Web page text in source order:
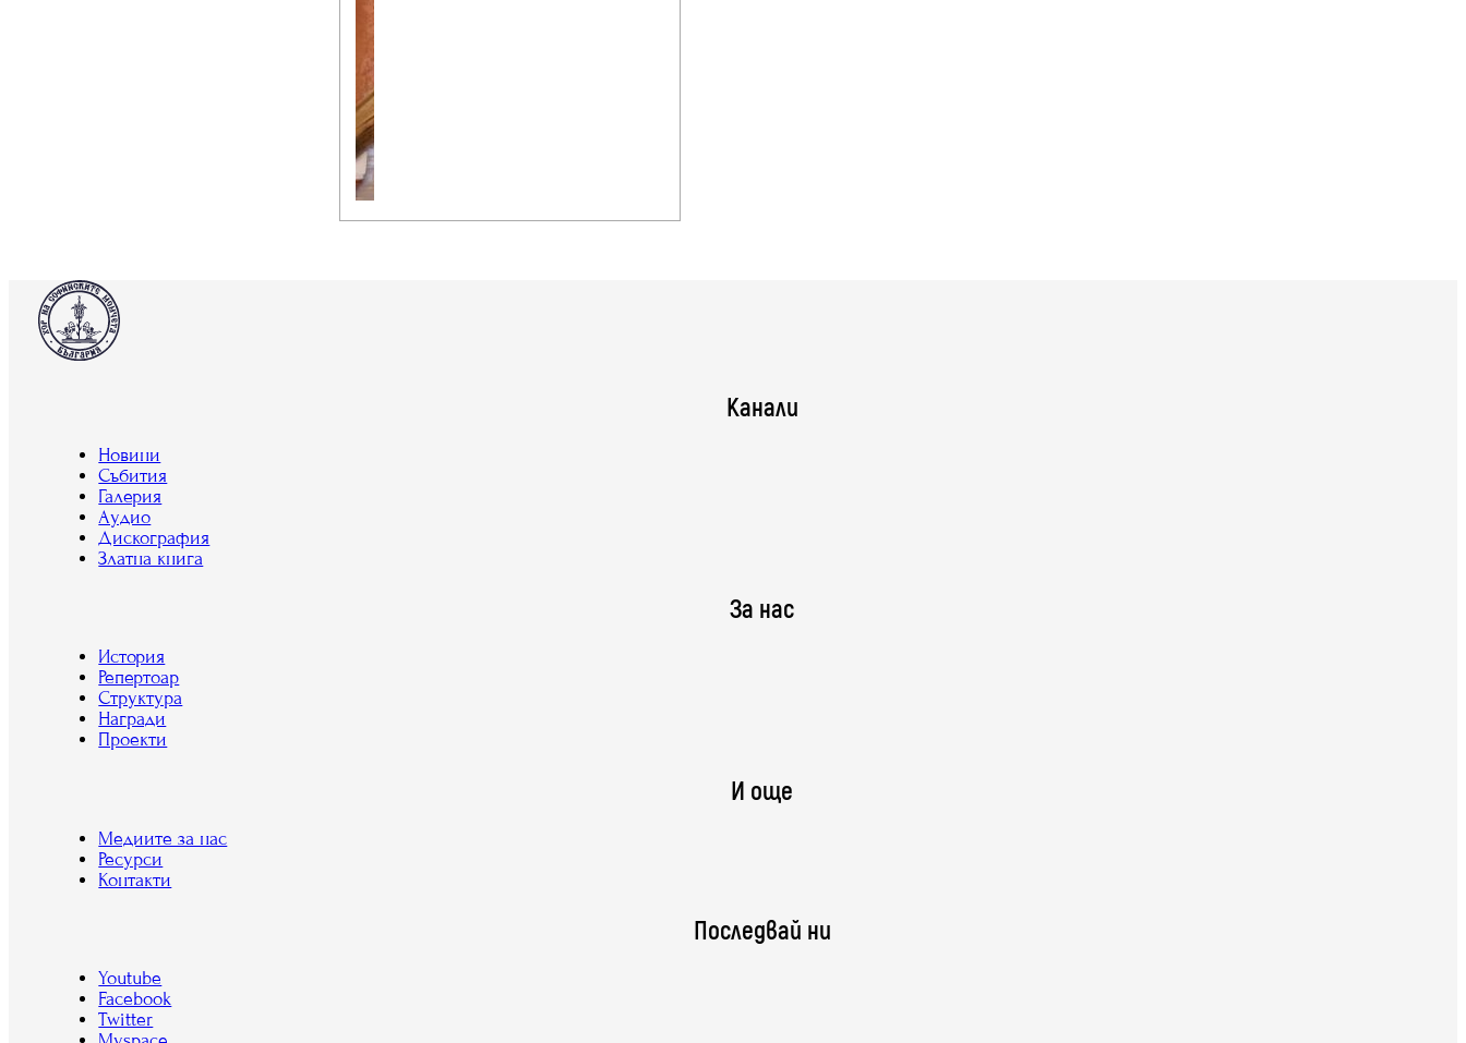
Канали
Новини
Събития
Галерия
Аудио
Дискография
Златна книга
За нас
История
Репертоар
Структура
Награди
Проекти
И още
Медиите за нас
Ресурси
Контакти
Последвай ни
Youtube
Facebook
Twitter